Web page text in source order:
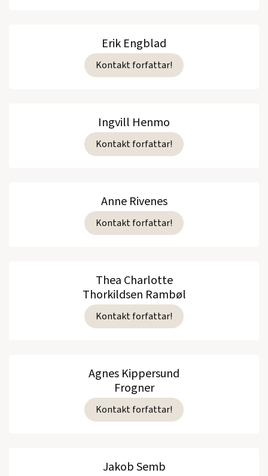
Erik Engblad
Kontakt forfattar!
Ingvill Henmo
Kontakt forfattar!
Anne Rivenes
Kontakt forfattar!
Thea Charlotte
Thorkildsen Rambøl
Kontakt forfattar!
Agnes Kippersund
Frogner
Kontakt forfattar!
Jakob Semb